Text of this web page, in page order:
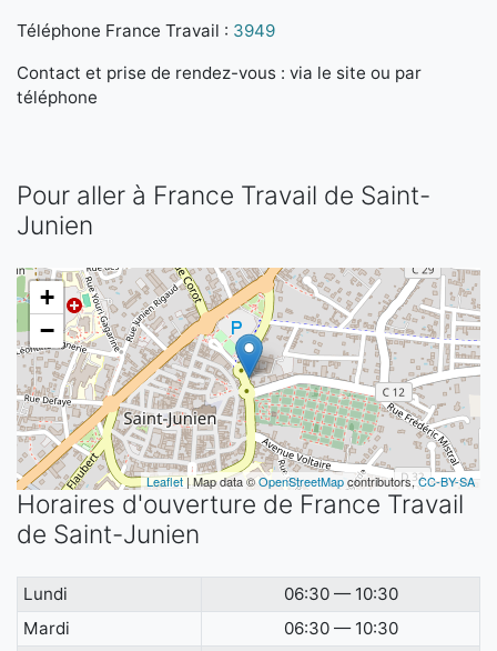
Téléphone France Travail : 3949
Contact et prise de rendez-vous : via le site ou par
téléphone
Pour aller à France Travail de Saint-
Junien
+
−
Leaflet| Map data ©OpenStreetMapcontributors,CC-BY-SA
Horaires d'ouverture de France Travail
de Saint-Junien
Lundi
06:30 — 10:30
Mardi
06:30 — 10:30